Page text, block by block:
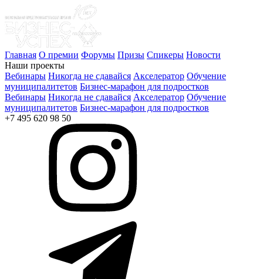
Главная О премии Форумы Призы Спикеры Новости
Наши проекты
Вебинары Никогда не сдавайся Акселератор Обучение
муниципалитетов Бизнес-марафон для подростков
Вебинары Никогда не сдавайся Акселератор Обучение
муниципалитетов Бизнес-марафон для подростков
+7 495 620 98 50